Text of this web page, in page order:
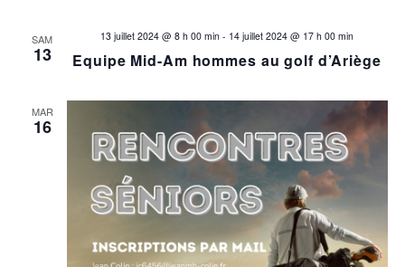
SAM
13 Equipe Mid-Am hommes au golf d’Ariège
13 juillet 2024 @ 8 h 00 min - 14 juillet 2024 @ 17 h 00 min
MAR
16